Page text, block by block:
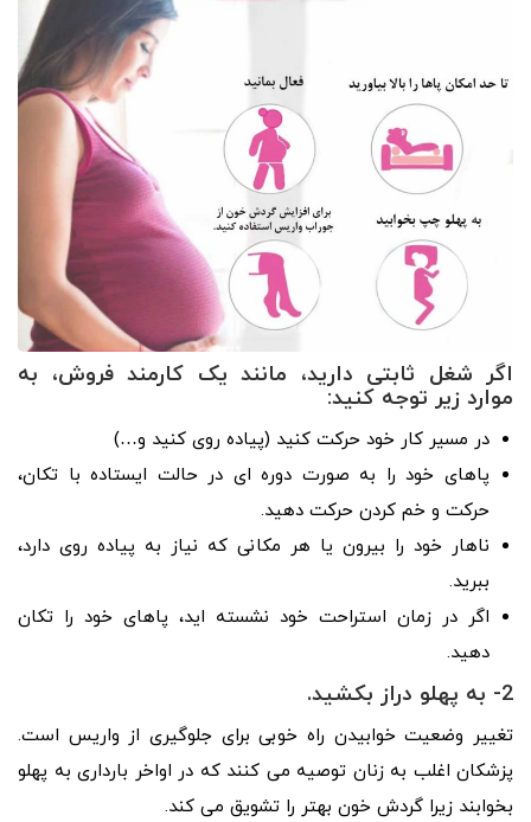
اگر شغل ثابتی دارید، مانند یک کارمند فروش، به
موارد زیر توجه کنید:
در مسیر کار خود حرکت کنید (پیاده روی کنید و…)
پاهای خود را به صورت دوره ای در حالت ایستاده با تکان،
حرکت و خم کردن حرکت دهید.
ناهار خود را بیرون یا هر مکانی که نیاز به پیاده روی دارد،
ببرید.
اگر در زمان استراحت خود نشسته اید، پاهای خود را تکان
دهید.
2- به پهلو دراز بکشید.
تغییر وضعیت خوابیدن راه خوبی برای جلوگیری از واریس است.
پزشکان اغلب به زنان توصیه می کنند که در اواخر بارداری به پهلو
بخوابند زیرا گردش خون بهتر را تشویق می کند.